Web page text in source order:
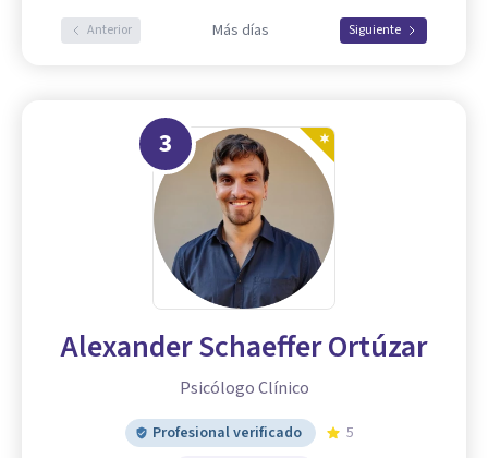
Anterior Más días Siguiente
3
Alexander Schaeffer Ortúzar
Psicólogo Clínico
Profesional verificado
5